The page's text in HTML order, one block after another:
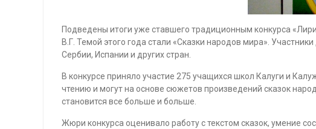
Подведены итоги уже ставшего традиционным конкурса
В.Г. Темой этого года стали «Сказки народов мира».
Сербии, Испании и других стран.
В конкурсе приняло участие 275 учащихся школ Калуги и
чтению и могут на основе сюжетов произведений сказок
становится все больше и больше.
Жюри конкурса оценивало работу с текстом сказок, умение